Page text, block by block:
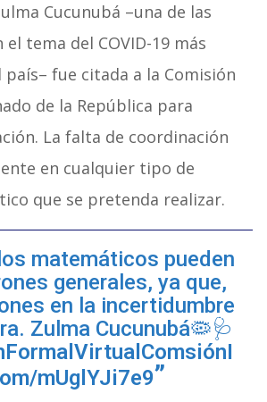
Cucunubá –una de las
tema del COVID-19 más
país– fue citada a la Comisión
de la República para
La falta de coordinación
en cualquier tipo de
que se pretenda realizar.
matemáticos pueden
generales, ya que,
en la incertidumbre
Zulma Cucunubá🦠🩺
mUglYJi7e9